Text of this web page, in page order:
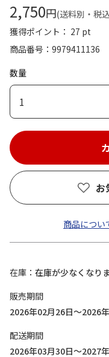
2,750円(送料別・税
獲得ポイント： 27 pt
商品番号
9979411136
数量
1
お
商品につい
在庫
在庫が少なくなり
販売期間
2026年02月26日～2026
配送期間
2026年03月30日～2027